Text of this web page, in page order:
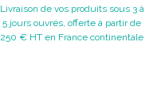
Livraison de vos produits sous 3 à
5 jours ouvrés, offerte à partir de
250 € HT en France continentale